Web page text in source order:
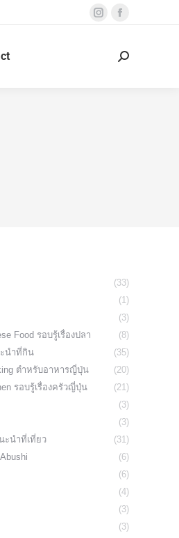
Instagram
opens
Facebook
opens
Search:
(33)
(1)
(3)
Food รอบรู้เรื่องปลา
(8)
ะนำที่กิน
(35)
ตำหรับอาหารญี่ปุ่น
(20)
รอบรู้เรื่องครัวญี่ปุ่น
(21)
(3)
(3)
ะนำที่เที่ยว
(31)
(6)
(6)
(4)
(3)
(3)